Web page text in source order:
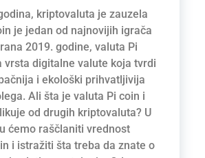
kriptovaluta je zauzela
je jedan od najnovijih igrača
2019. godine, valuta Pi
vrsta digitalne valute koja tvrdi
i ekološki prihvatljivija
Ali šta je valuta Pi coin i
od drugih kriptovaluta? U
ćemo raščlaniti vrednost
i istražiti šta treba da znate o